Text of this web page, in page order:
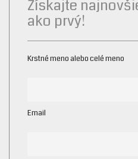
Získajte
ako prvý!
Krstné meno alebo celé meno
Email